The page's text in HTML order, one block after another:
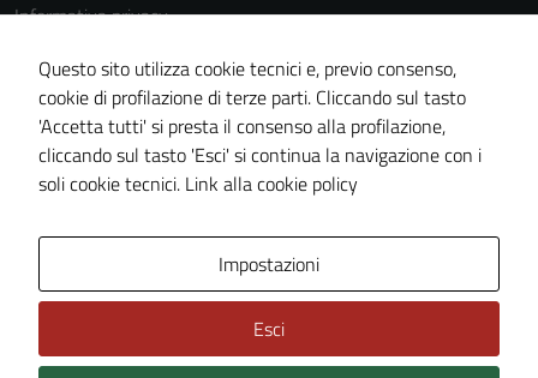
Informativa privacy
Cookie Policy
Note legali
Dichiarazione di accessibilità
Piano di miglioramento del sito
Questo sito utilizza cookie tecnici e, previo consenso,
cookie di profilazione di terze parti. Cliccando sul tasto
'Accetta tutti' si presta il consenso alla profilazione,
cliccando sul tasto 'Esci' si continua la navigazione con i
soli cookie tecnici. Link alla cookie policy
Impostazioni
Esci